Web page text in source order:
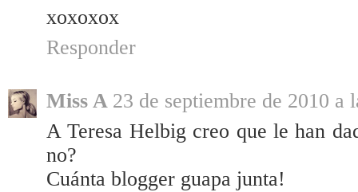
xoxoxox
Responder
Miss A 23 de septiembre de 2010 a
A Teresa Helbig creo que le han
no?
Cuánta blogger guapa junta!